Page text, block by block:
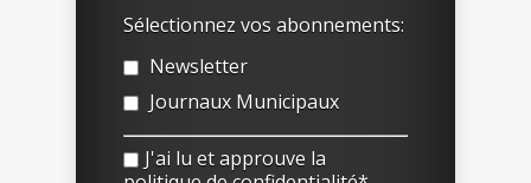
Sélectionnez vos abonnements:
Newsletter
Journaux Municipaux
J'ai lu et approuve la